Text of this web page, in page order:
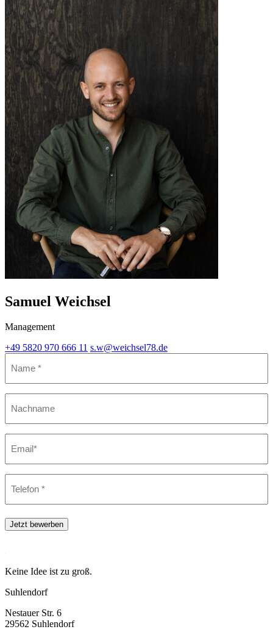
Samuel Weichsel
Management
+49 5820 970 666 11 s.w@weichsel78.de
(Required)
Jetzt bewerben
Keine Idee ist zu groß.
Suhlendorf
Nestauer Str. 6
29562 Suhlendorf